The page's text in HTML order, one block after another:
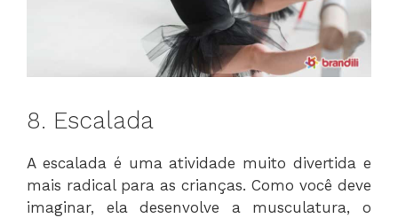
8. Escalada
A escalada é uma atividade muito divertida e
mais radical para as crianças. Como você deve
imaginar, ela desenvolve a musculatura, o